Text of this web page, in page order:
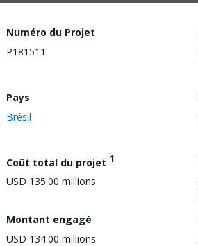
Numéro du Projet
P181511
Pays
Brésil
Coût total du projet 1
USD 135.00 millions
Montant engagé
USD 134.00 millions